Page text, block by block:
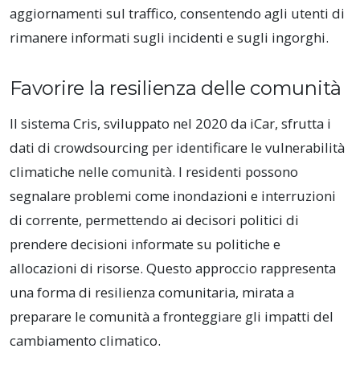
aggiornamenti sul traffico, consentendo agli utenti di
rimanere informati sugli incidenti e sugli ingorghi.
Favorire la resilienza delle comunità
Il sistema Cris, sviluppato nel 2020 da iCar, sfrutta i
dati di crowdsourcing per identificare le vulnerabilità
climatiche nelle comunità. I residenti possono
segnalare problemi come inondazioni e interruzioni
di corrente, permettendo ai decisori politici di
prendere decisioni informate su politiche e
allocazioni di risorse. Questo approccio rappresenta
una forma di resilienza comunitaria, mirata a
preparare le comunità a fronteggiare gli impatti del
cambiamento climatico.